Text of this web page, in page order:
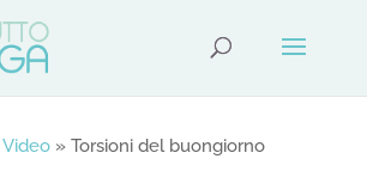
Video» Torsioni del buongiorno